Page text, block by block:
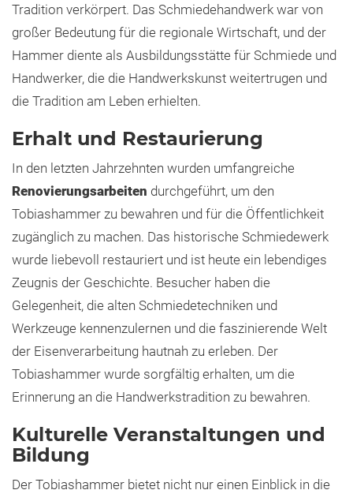
Tradition verkörpert. Das Schmiedehandwerk war von
großer Bedeutung für die regionale Wirtschaft, und der
Hammer diente als Ausbildungsstätte für Schmiede und
Handwerker, die die Handwerkskunst weitertrugen und
die Tradition am Leben erhielten.
Erhalt und Restaurierung
In den letzten Jahrzehnten wurden umfangreiche
Renovierungsarbeiten durchgeführt, um den
Tobiashammer zu bewahren und für die Öffentlichkeit
zugänglich zu machen. Das historische Schmiedewerk
wurde liebevoll restauriert und ist heute ein lebendiges
Zeugnis der Geschichte. Besucher haben die
Gelegenheit, die alten Schmiedetechniken und
Werkzeuge kennenzulernen und die faszinierende Welt
der Eisenverarbeitung hautnah zu erleben. Der
Tobiashammer wurde sorgfältig erhalten, um die
Erinnerung an die Handwerkstradition zu bewahren.
Kulturelle Veranstaltungen und
Bildung
Der Tobiashammer bietet nicht nur einen Einblick in die